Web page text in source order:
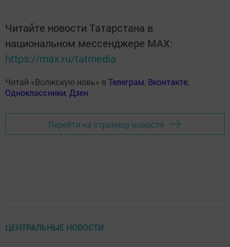
Читайте новости Татарстана в
национальном мессенджере MАХ:
https://max.ru/tatmedia
Читай «Волжскую новь» в Телеграм, Вконтакте,
Одноклассники, Дзен
Перейти на страницу новости
ЦЕНТРАЛЬНЫЕ НОВОСТИ